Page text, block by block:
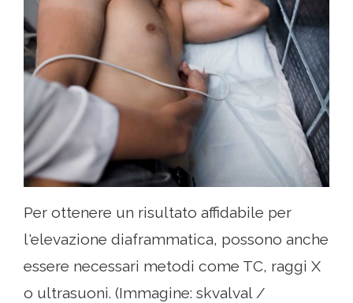
Per ottenere un risultato affidabile per
l'elevazione diaframmatica, possono anche
essere necessari metodi come TC, raggi X
o ultrasuoni. (Immagine: skvalval /